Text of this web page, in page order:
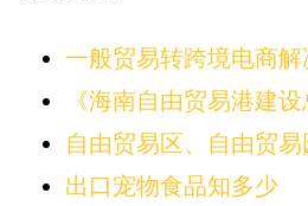
一般贸易转跨境电商解
《海南自由贸易港建
自由贸易区、自由贸
出口宠物食品知多少